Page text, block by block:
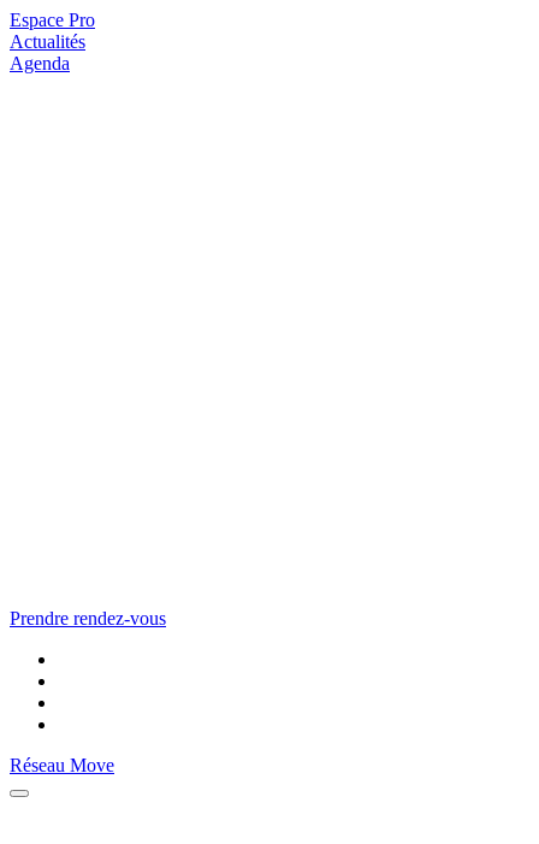
Espace Pro
Actualités
Agenda
Prendre rendez-vous
Réseau Move